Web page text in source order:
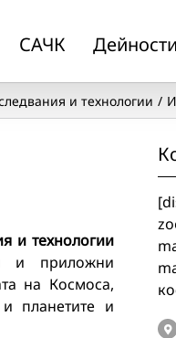
САЧК Дейности
и технологии
и технологии
и приложни
на Космоса,
планетите и